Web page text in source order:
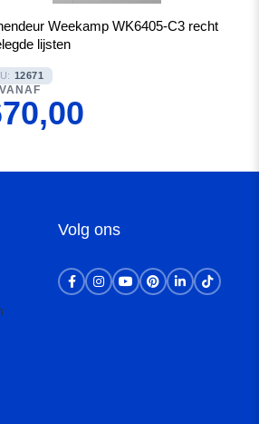
Weekamp WK6405-C3 recht
lijsten
12671
VANAF
Volg ons